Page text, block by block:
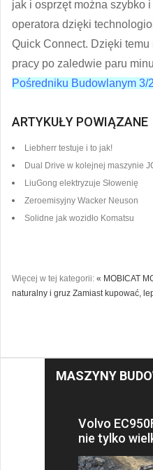
jak i osprzęt można szybko
operatora dzięki
Quick Connect. Dzięki
pracy po zaledwie paru
Pośredniku Budowlanym 3/
ARTYKUŁY POWIĄZANE
Liebherr testuje i to jak!
Dual Drive w kolejnej maszynie
LiuGong elektryzuje Słowenię
Zeroemisyjny Wacker Neuson
Solidne jak wozidło Komatsu
Więcej w tej kategorii: « MOBICAT
naturalny i gruz Zamiast kupować,
MASZYNY
Volvo
nie tylko